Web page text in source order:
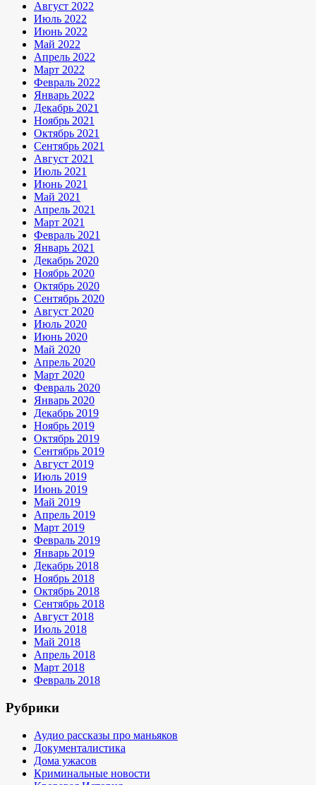
Август 2022
Июль 2022
Июнь 2022
Май 2022
Апрель 2022
Март 2022
Февраль 2022
Январь 2022
Декабрь 2021
Ноябрь 2021
Октябрь 2021
Сентябрь 2021
Август 2021
Июль 2021
Июнь 2021
Май 2021
Апрель 2021
Март 2021
Февраль 2021
Январь 2021
Декабрь 2020
Ноябрь 2020
Октябрь 2020
Сентябрь 2020
Август 2020
Июль 2020
Июнь 2020
Май 2020
Апрель 2020
Март 2020
Февраль 2020
Январь 2020
Декабрь 2019
Ноябрь 2019
Октябрь 2019
Сентябрь 2019
Август 2019
Июль 2019
Июнь 2019
Май 2019
Апрель 2019
Март 2019
Февраль 2019
Январь 2019
Декабрь 2018
Ноябрь 2018
Октябрь 2018
Сентябрь 2018
Август 2018
Июль 2018
Май 2018
Апрель 2018
Март 2018
Февраль 2018
Рубрики
Аудио рассказы про маньяков
Документалистика
Дома ужасов
Криминальные новости